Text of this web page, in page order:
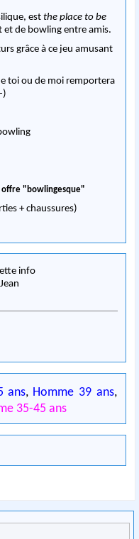
est the place to be
de bowling entre amis.
grâce à ce jeu amusant
toi ou de moi remportera
)
offre "bowlingesque"
+ chaussures)
info
ans, Homme 39 ans,
35-45 ans